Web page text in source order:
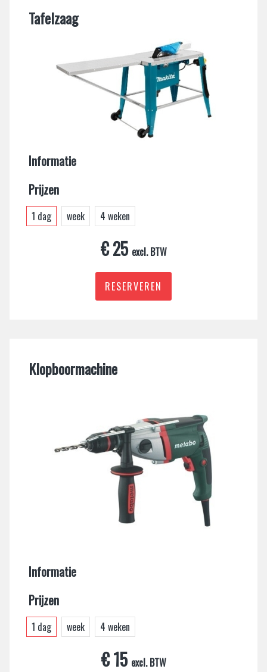
Tafelzaag
Informatie
Prijzen
1 dag week 4 weken
€ 25 excl. BTW
RESERVEREN
Klopboormachine
Informatie
Prijzen
1 dag week 4 weken
€ 15 excl. BTW